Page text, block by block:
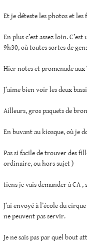
Et je déteste les photos et les
En plus c’est assez loin.
9h30, où toutes sortes de
Hier notes et promenade
J’aime bien voir les deux
Ailleurs, gros paquets de
En buvant au kiosque, où je
Pas si facile de trouver des
ordinaire, ou hors sujet )
tiens je vais demander à CA ,
J’ai envoyé à l’école du
ne peuvent pas servir.
Je ne sais pas par quel bout